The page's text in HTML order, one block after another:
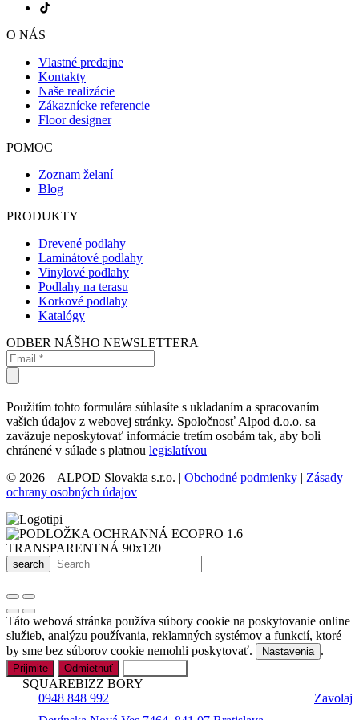
O NÁS
Vlastné predajne
Kontakty
Naše realizácie
Zákaznícke referencie
Floor designer
POMOC
Zoznam želaní
Blog
PRODUKTY
Drevené podlahy
Laminátové podlahy
Vinylové podlahy
Podlahy na terasu
Korkové podlahy
Katalógy
ODBER NÁŠHO NEWSLETTERA
Použitím tohto formulára súhlasíte s ukladaním a spracovaním
vašich údajov z webovej stránky. Spoločnosť Alpod d.o.o. sa
zaväzuje neposkytovať informácie tretím osobám tak, aby boli
chránené v súlade s platnou legislatívou
© 2026 – ALPOD Slovakia s.r.o. | Obchodné podmienky | Zásady
ochrany osobných údajov
search
Táto webová stránka používa súbory cookie na poskytovanie online
služieb, analýzu používania, reklamných systémov a funkcií, ktoré
by sme bez súborov cookie nemohli poskytovať.
Nastavenia .
Prijmite Odmietnuť
SQUAREBIZZ BORY
0948 848 992
Zavolaj